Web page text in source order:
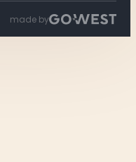
made by